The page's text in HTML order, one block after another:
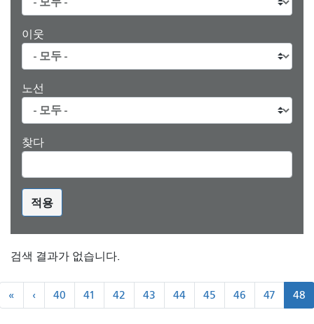
이웃
노선
찾다
적용
검색 결과가 없습니다.
쪽
수
«
처
‹``
이
40 41 42 43 44 45 46 47 48